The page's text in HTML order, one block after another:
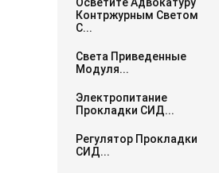
Контржурным Светом
С...
Света Приведенные
Модуля...
Электропитание
Прокладки СИД...
Регулятор Прокладки
СИД...